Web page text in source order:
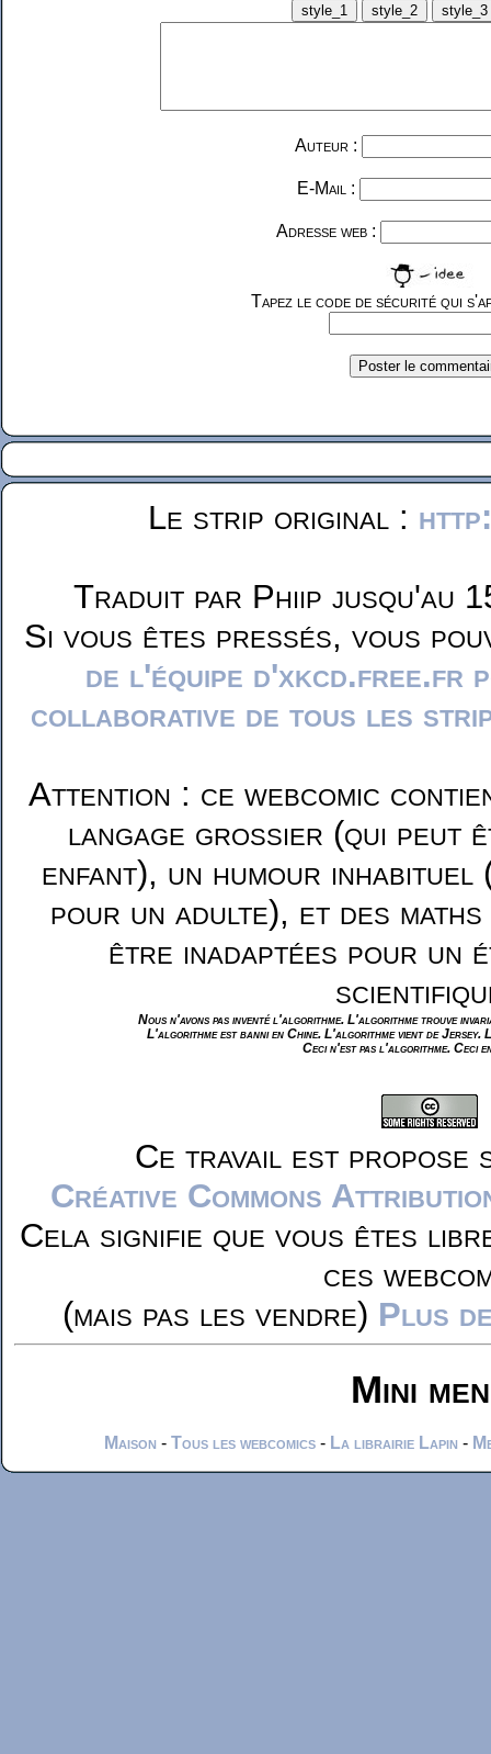
Auteur :
E-Mail :
Adresse web :
Tapez le code de sécurité qui
Le strip original :
Traduit par Phiip jusqu'au
Si vous êtes pressés, vous
de l'équipe d'xkcd.free.fr
collaborative de tous les
Attention : ce webcomic
langage grossier (qui peut
enfant), un humour inhabituel
pour un adulte), et des maths
être inadaptées pour un
Nous n'avons pas inventé l'algorithme. L'algorithme trouve
L'algorithme est banni en Chine. L'algorithme vient de Jersey.
Ceci n'est pas l'algorithme. Ceci
Ce travail est propose
Créative Commons
Cela signifie que vous êtes
ces
(mais pas les vendre) Plus
Mini
Maison - Tous les webcomics - La librairie Lapin -